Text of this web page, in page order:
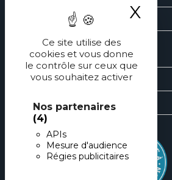
Ce site utilise des
cookies et vous donne
le contrôle sur ceux que
vous souhaitez activer
Nos partenaires
(4)
APIs
Mesure d'audience
Régies publicitaires
X
Les dossiers de pédiatrie
Les revues générales de pédiatrie
Les éditions spéciales de pédiatrie